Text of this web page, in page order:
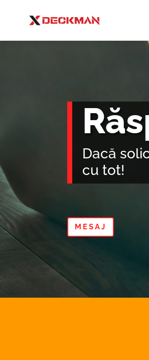
Dacă
cu tot!
MESAJ